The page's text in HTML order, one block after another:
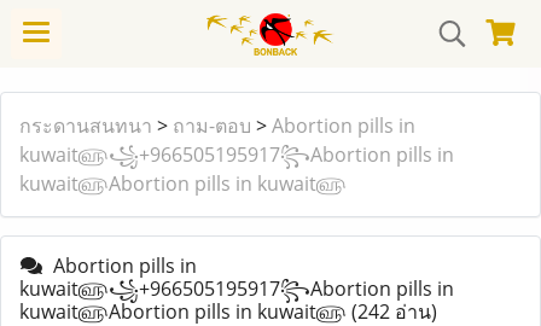
กระดานสนทนา > ถาม-ตอบ >Abortion pills in
kuwait௵꧁+966505195917꧂Abortion pills in
kuwait௵Abortion pills in kuwait௵
Abortion pills in
kuwait௵꧁+966505195917꧂Abortion pills in
kuwait௵Abortion pills in kuwait௵ (242 อ่าน)